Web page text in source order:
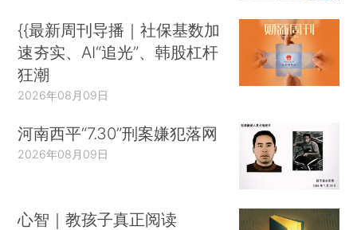
{{最新周刊导播｜社保基数加
速夯实、AI“追光”、韩股杠杆
狂潮
2026年08月09日
河南西平“7.30”刑案嫌犯落网
2026年08月09日
心智｜教孩子真正阅读